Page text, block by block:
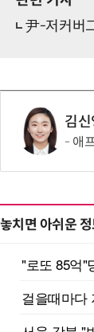
尹-저커버
김
애프
놓치면 아쉬운